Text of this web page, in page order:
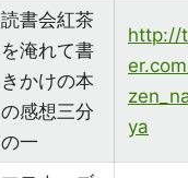
読書会紅茶
を淹れて書
きかけの本
の感想三分
の一
http://
ya